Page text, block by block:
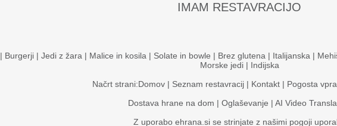
IMAM RESTAVRACIJO
| Burgerji | Jedi z žara | Malice in kosila | Solate in bowle | Brez glutena | Italijanska |
Morske jedi| Indijska
Načrt strani:Domov| Seznam restavracij| Kontakt| Pogosta
Dostava hrane na dom | Oglaševanje | AI Video
Z uporabo ehrana.si se strinjate z našimi pogoji